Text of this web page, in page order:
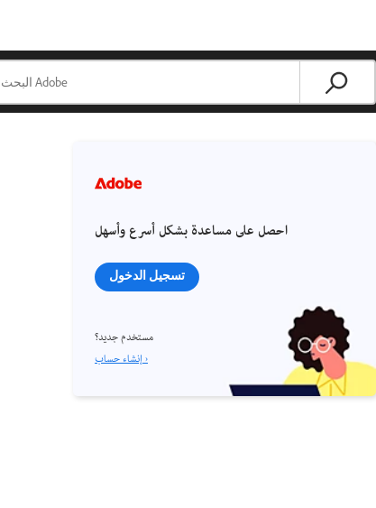
احصل على مساعدة بشكل أسرع وأسهل
تسجيل الدخول
مستخدم جديد؟
إنشاء حساب ›